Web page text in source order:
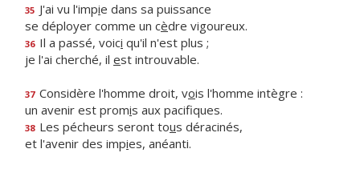
35 J'ai vu l'impie dans sa puissance
se déployer comme un cèdre vigoureux.
36 Il a passé, voici qu'il n'est plus ;
je l'ai cherché, il est introuvable.
37 Considère l'homme droit, vois l'homme intègre :
un avenir est promis aux pacifiques.
38 Les pécheurs seront tous déracinés,
et l'avenir des impies, anéanti.